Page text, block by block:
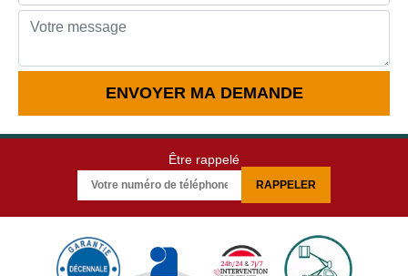
Être rappelé